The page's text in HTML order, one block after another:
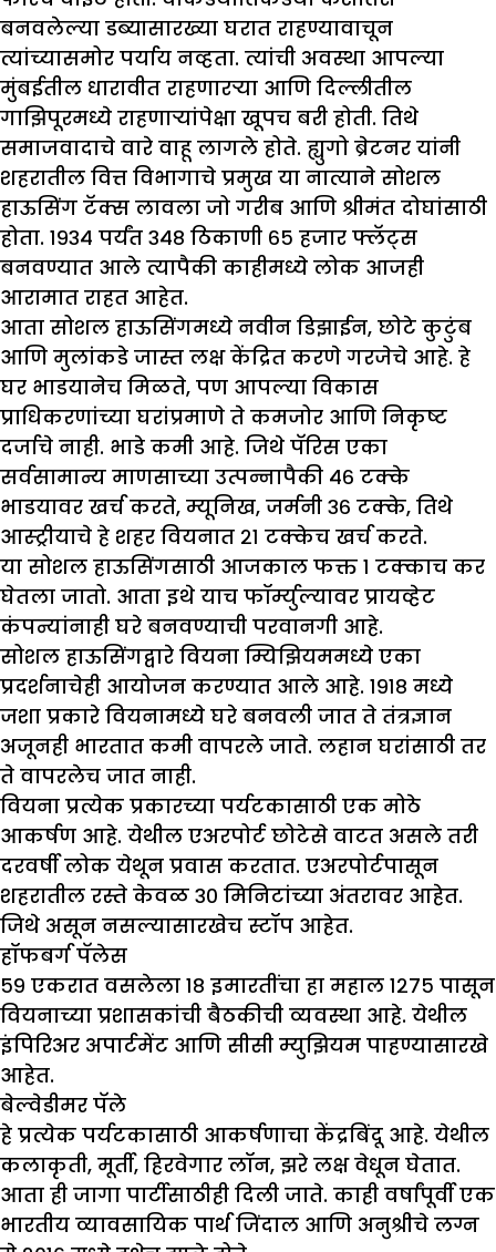
बनवलेल्या डब्यासारख्या घरात राहण्यावाचून
त्यांच्यासमोर पर्याय नव्हता. त्यांची अवस्था आपल्या
मुंबईतील धारावीत राहणारऱ्या आणि दिल्लीतील
गाझिपूरमध्ये राहणाऱ्यांपेक्षा खूपच बरी होती. तिथे
समाजवादाचे वारे वाहू लागले होते. ह्युगो ब्रेटनर यांनी
शहरातील वित्त विभागाचे प्रमुख या नात्याने सोशल
हाऊसिंग टॅक्स लावला जो गरीब आणि श्रीमंत दोघांसाठी
होता. १९३४ पर्यंत ३४८ ठिकाणी ६५ हजार फ्लॅट्स
बनवण्यात आले त्यापैकी काहीमध्ये लोक आजही
आरामात राहत आहेत.
आता सोशल हाऊसिंगमध्ये नवीन डिझाईन, छोटे कुटुंब
आणि मुलांकडे जास्त लक्ष केंद्रित करणे गरजेचे आहे. हे
घर भाडयानेच मिळते, पण आपल्या विकास
प्राधिकरणांच्या घरांप्रमाणे ते कमजोर आणि निकृष्ट
दर्जाचे नाही. भाडे कमी आहे. जिथे पॅरिस एका
सर्वसामान्य माणसाच्या उत्पन्नापैकी ४६ टक्के
भाडयावर खर्च करते, म्यूनिख, जर्मनी ३६ टक्के, तिथे
आस्ट्रीयाचे हे शहर वियनात २१ टक्केच खर्च करते.
या सोशल हाऊसिंगसाठी आजकाल फक्त १ टक्काच कर
घेतला जातो. आता इथे याच फॉर्म्युल्यावर प्रायव्हेट
कंपन्यांनाही घरे बनवण्याची परवानगी आहे.
सोशल हाऊसिंगद्वारे वियना म्यिझियममध्ये एका
प्रदर्शनाचेही आयोजन करण्यात आले आहे. १९१८ मध्ये
जशा प्रकारे वियनामध्ये घरे बनवली जात ते तंत्रज्ञान
अजूनही भारतात कमी वापरले जाते. लहान घरांसाठी तर
ते वापरलेच जात नाही.
वियना प्रत्येक प्रकारच्या पर्यटकासाठी एक मोठे
आकर्षण आहे. येथील एअरपोर्ट छोटेसे वाटत असले तरी
दरवर्षी लोक येथून प्रवास करतात. एअरपोर्टपासून
शहरातील रस्ते केवळ ३० मिनिटांच्या अंतरावर आहेत.
जिथे असून नसल्यासारखेच स्टॉप आहेत.
हॉफबर्ग पॅलेस
५९ एकरात वसलेला १८ इमारतींचा हा महाल १२७५ पासून
वियनाच्या प्रशासकांची बैठकीची व्यवस्था आहे. येथील
इंपिरिअर अपार्टमेंट आणि सीसी म्युझियम पाहण्यासारखे
आहेत.
बेल्वेडीमर पॅले
हे प्रत्येक पर्यटकासाठी आकर्षणाचा केंद्रबिंदू आहे. येथील
कलाकृती, मूर्ती, हिरवेगार लॉन, झरे लक्ष वेधून घेतात.
आता ही जागा पार्टीसाठीही दिली जाते. काही वर्षांपूर्वी एक
भारतीय व्यावसायिक पार्थ जिंदाल आणि अनुश्रीचे लग्न